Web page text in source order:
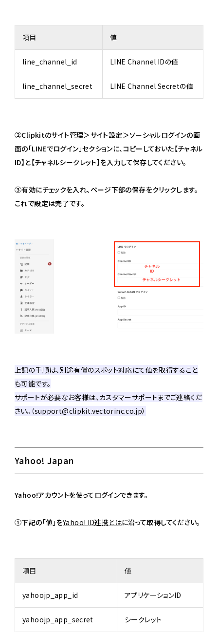
項目 値
line_channel_id LINE Channel IDの値
line_channel_secret LINE Channel Secretの値
②Clipkitのサイト管理＞サイト設定＞ソーシャルログインの画
面の「LINEでログイン」セクションに、コピーしておいた【チャネル
ID】と【チャネルシークレット】を入力して保存してください。
③有効にチェックを入れ、ページ下部の保存をクリックします。
これで設定は完了です。
上記の手順は、別途有償のスポット対応にて値を取得すること
も可能です。
サポートが必要なお客様は、カスタマーサポートまでご連絡くだ
さい。（support@clipkit.vectorinc.co.jp）
Yahoo! Japan
Yahoo!アカウントを使ってログインできます。
①下記の「値」をYahoo! ID連携とはに沿って取得してください。
項目 値
yahoojp_app_id アプリケーションID
yahoojp_app_secret シークレット